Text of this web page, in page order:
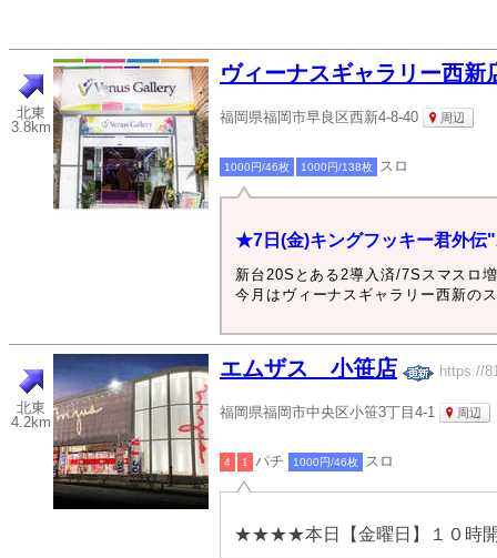
北東
3.8km
ヴィーナスギャラリー西新
福岡県福岡市早良区西新4-8-40 周辺
1000円/46枚 1000円/138枚 スロ
★7日(金)キングフッキー君外
新台20Sとある2導入済/7Sスマスロ
今月はヴィーナスギャラリー西新の
北東
4.2km
エムザス 小笹店 https://
福岡県福岡市中央区小笹3丁目4-1 周辺
4 1 パチ 1000円/46枚 スロ
★★★★本日【金曜日】１０